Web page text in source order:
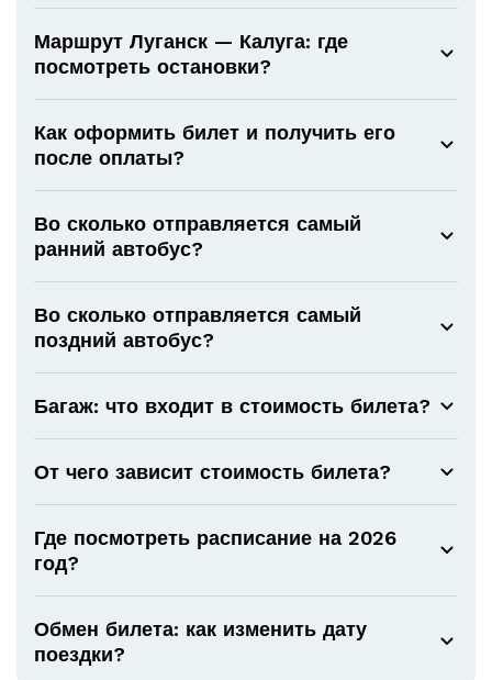
Маршрут Луганск — Калуга: где
посмотреть остановки?
Как оформить билет и получить его
после оплаты?
Во сколько отправляется самый
ранний автобус?
Во сколько отправляется самый
поздний автобус?
Багаж: что входит в стоимость билета?
От чего зависит стоимость билета?
Где посмотреть расписание на 2026
год?
Обмен билета: как изменить дату
поездки?